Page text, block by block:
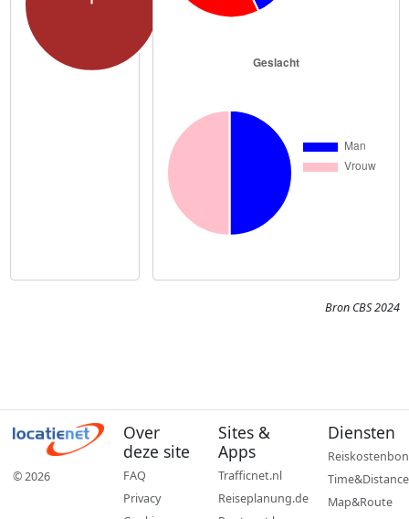
Bron CBS 2024
© 2026
Over
deze site
FAQ
Privacy
Sites &
Apps
Trafficnet.nl
Reiseplanung.de
Diensten
Reiskostenbon
Time&Distance
Map&Route